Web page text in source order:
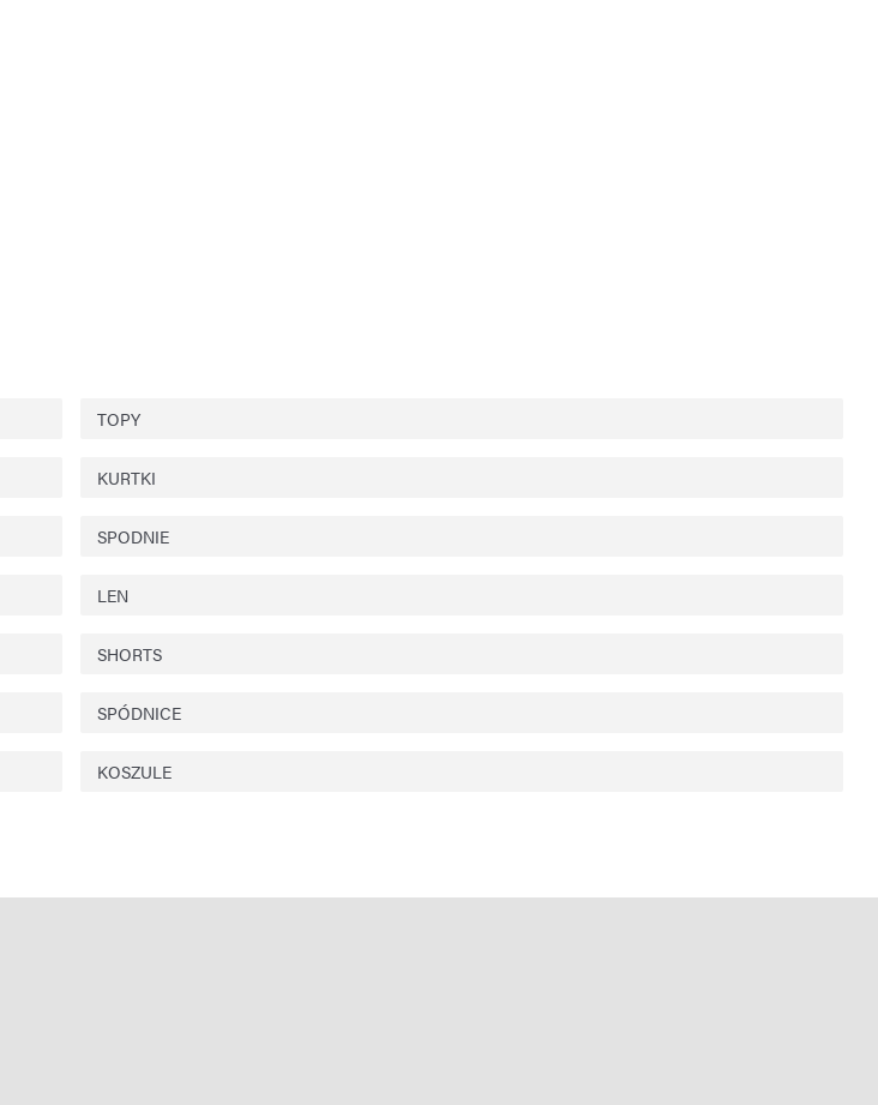
TOPY
KURTKI
SPODNIE
LEN
SHORTS
SPÓDNICE
KOSZULE